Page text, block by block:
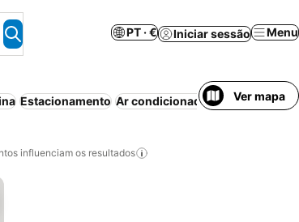
PT · € Iniciar sessão Menu
Estacionamento Ar condicionado Aparthotel
Ver mapa
influenciam os resultados
aos favoritos